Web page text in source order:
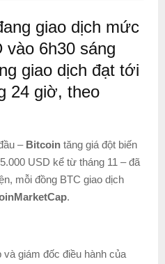
giao dịch mức
vào 6h30 sáng
giao dịch đạt tới
24 giờ, theo
– Bitcoin tăng giá đột biến
USD kể từ tháng 11 – đã
mỗi đồng BTC giao dịch
.
giám đốc điều hành của